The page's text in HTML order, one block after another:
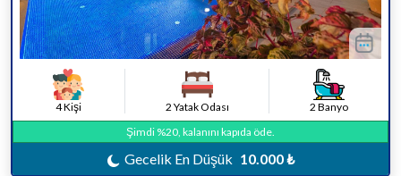
4 Kişi 2 Yatak Odası
2 Banyo
Şimdi %20, kalanını kapıda öde.
Gecelik En Düşük 10.000 ₺